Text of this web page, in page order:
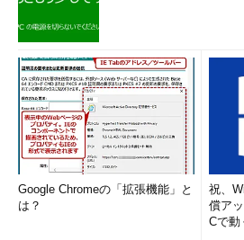
Google Chromeの「拡張機能」と
は？
祝、
償ア
Cで動